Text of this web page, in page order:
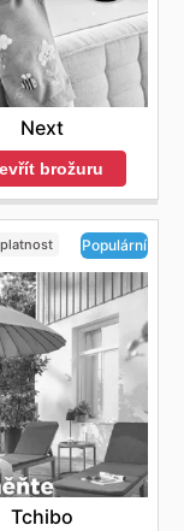
Next
brožuru
Populární
Tchibo